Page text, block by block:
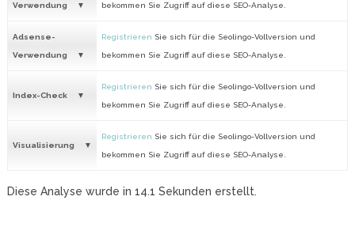
Verwendung bekommen Sie Zugriff auf diese SEO-Analyse.
Adsense-
Verwendung
Registrieren Sie sich für die Seolingo-Vollversion und
bekommen Sie Zugriff auf diese SEO-Analyse.
Index-Check
Registrieren Sie sich für die Seolingo-Vollversion und
bekommen Sie Zugriff auf diese SEO-Analyse.
Visualisierung
Registrieren Sie sich für die Seolingo-Vollversion und
bekommen Sie Zugriff auf diese SEO-Analyse.
Diese Analyse wurde in 14.1 Sekunden erstellt.